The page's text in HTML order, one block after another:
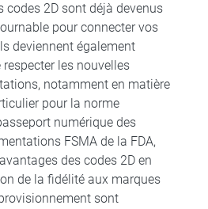
codes 2D sont déjà devenus
pour connecter vos
deviennent également
les nouvelles
notamment en matière
pour la norme
numérique des
FSMA de la FDA,
des codes 2D en
de la fidélité aux marques
sont